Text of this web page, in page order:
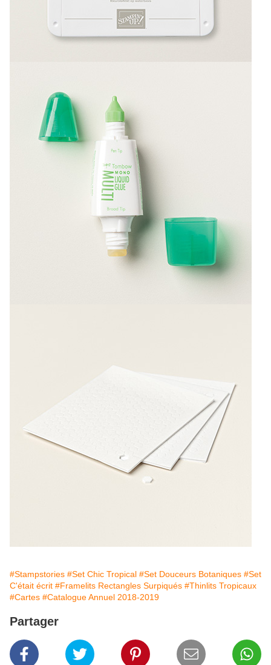
#Stampstories #Set Chic Tropical #Set Douceurs Botaniques #Set
C'était écrit #Framelits Rectangles Surpiqués #Thinlits Tropicaux
#Cartes #Catalogue Annuel 2018-2019
Partager